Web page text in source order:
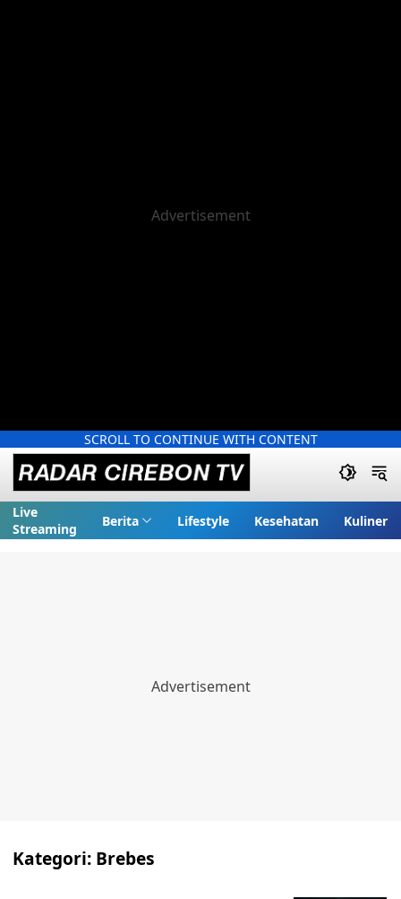
SCROLL TO CONTINUE WITH CONTENT
Live
Streaming
Berita Lifestyle Kesehatan Kuliner
Kategori: Brebes